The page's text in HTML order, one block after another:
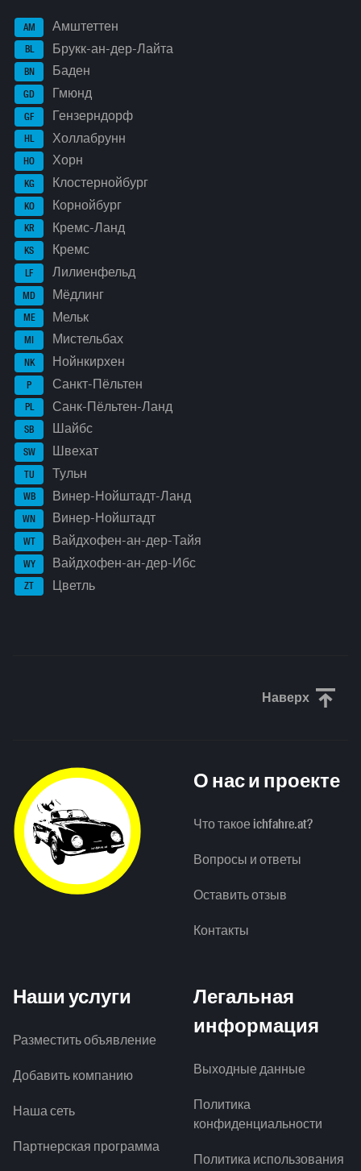
AM Амштеттен
BL Брукк-ан-дер-Лайта
BN Баден
GD Гмюнд
GF Гензерндорф
HL Холлабрунн
HO Хорн
KG Клостернойбург
KO Корнойбург
KR Кремс-Ланд
KS Кремс
LF Лилиенфельд
MD Мёдлинг
ME Мельк
MI Мистельбах
NK Нойнкирхен
P Санкт-Пёльтен
PL Санк-Пёльтен-Ланд
SB Шайбс
SW Швехат
TU Тульн
WB Винер-Нойштадт-Ланд
WN Винер-Нойштадт
WT Вайдхофен-ан-дер-Тайя
WY Вайдхофен-ан-дер-Ибс
ZT Цветль
Наверх
О нас и проекте
Что такое ichfahre.at?
Вопросы и ответы
Оставить отзыв
Контакты
Наши услуги
Разместить объявление
Добавить компанию
Наша сеть
Партнерская программа
Легальная
информация
Выходные данные
Политика
конфиденциальности
Политика использования